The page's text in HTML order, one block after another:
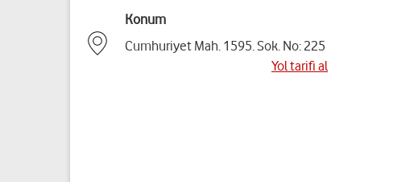
Konum
Cumhuriyet Mah. 1595. Sok. No: 225
Yol tarifi al